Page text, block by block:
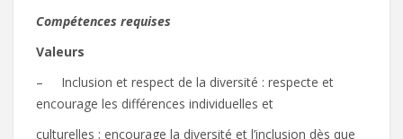
Compétences requises
Valeurs
– Inclusion et respect de la diversité : respecte et
encourage les différences individuelles et
culturelles ; encourage la diversité et l’inclusion dès que